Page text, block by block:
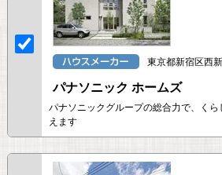
東京都新宿区西
パナソニック ホームズ
パナソニックグループの総合力で、く
えます